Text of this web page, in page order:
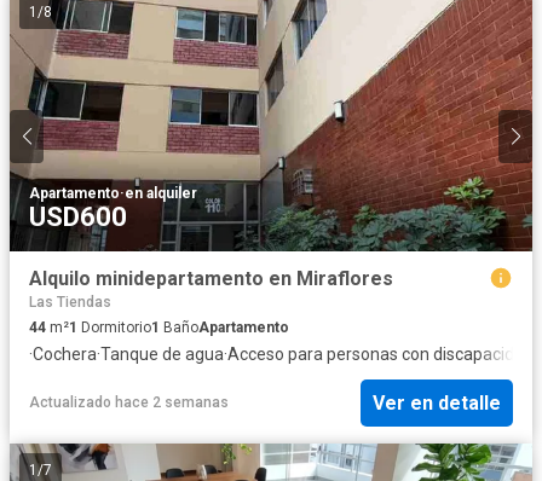
1 /8
Apartamento·en alquiler
USD600
Alquilo minidepartamento en Miraflores
Las Tiendas
44 m²1 Dormitorio1 BañoApartamento
·Cochera·Tanque de agua·Acceso para personas con discapacidad
Actualizado hace 2 semanas Ver en detalle
1 /7